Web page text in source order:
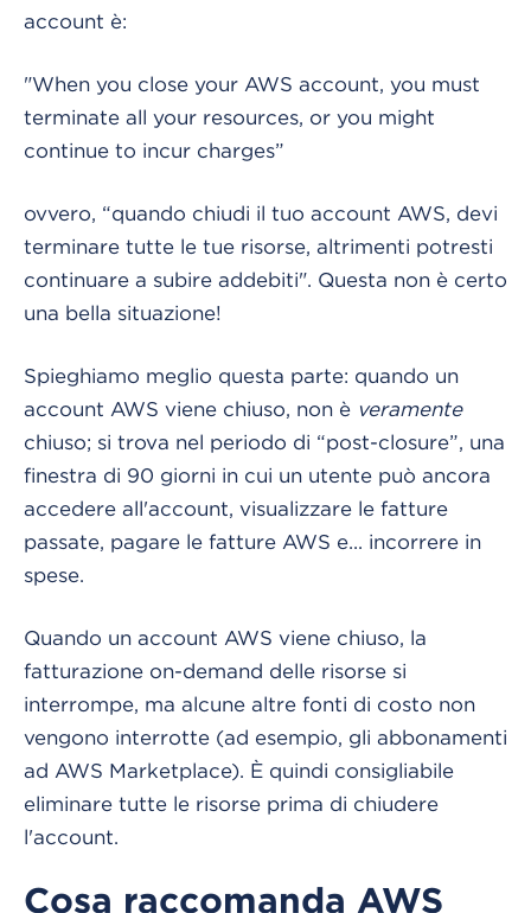
account è:
"When you close your AWS account, you must
terminate all your resources, or you might
continue to incur charges”
ovvero, “quando chiudi il tuo account AWS, devi
terminare tutte le tue risorse, altrimenti potresti
continuare a subire addebiti". Questa non è certo
una bella situazione!
Spieghiamo meglio questa parte: quando un
account AWS viene chiuso, non è veramente
chiuso; si trova nel periodo di “post-closure”, una
finestra di 90 giorni in cui un utente può ancora
accedere all'account, visualizzare le fatture
passate, pagare le fatture AWS e... incorrere in
spese.
Quando un account AWS viene chiuso, la
fatturazione on-demand delle risorse si
interrompe, ma alcune altre fonti di costo non
vengono interrotte (ad esempio, gli abbonamenti
ad AWS Marketplace). È quindi consigliabile
eliminare tutte le risorse prima di chiudere
l'account.
Cosa raccomanda AWS